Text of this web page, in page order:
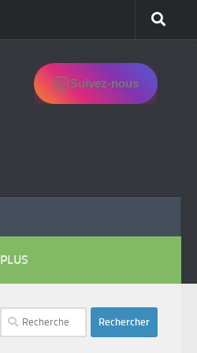
Suivez-nous
PLUS
Rechercher :